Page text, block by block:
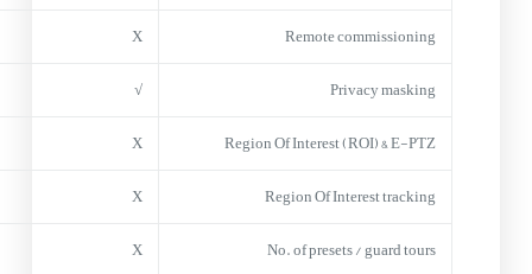
Remote commissioning
X
Privacy masking
√
Region Of Interest (ROI) & E-PTZ
X
Region Of Interest tracking
X
No. of presets / guard tours
X